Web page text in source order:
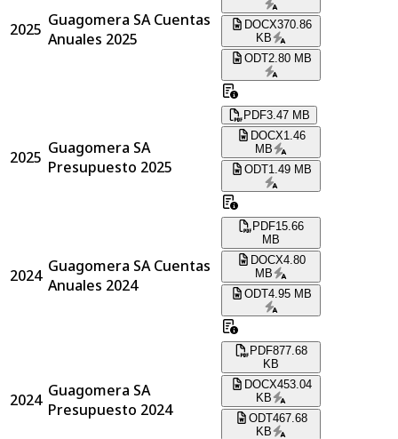
2025 Guagomera SA Cuentas
Anuales 2025
DOCX370.86
KB
ODT2.80 MB
2025 Guagomera SA
Presupuesto 2025
PDF3.47 MB
DOCX1.46
MB
ODT1.49 MB
2024 Guagomera SA Cuentas
Anuales 2024
PDF15.66
MB
DOCX4.80
MB
ODT4.95 MB
2024 Guagomera SA
Presupuesto 2024
PDF877.68
KB
DOCX453.04
KB
ODT467.68
KB